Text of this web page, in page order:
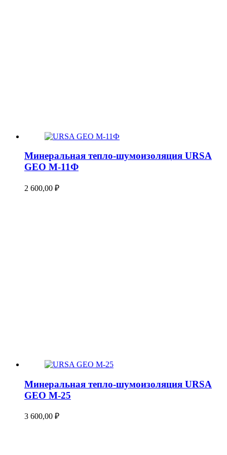
Минеральная тепло-шумоизоляция URSA
GEO М-11Ф
2 600,00 ₽
Минеральная тепло-шумоизоляция URSA
GEO М-25
3 600,00 ₽